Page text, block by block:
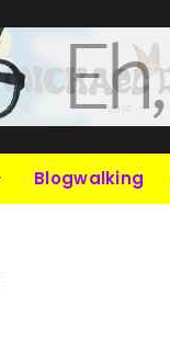
Blogwalking